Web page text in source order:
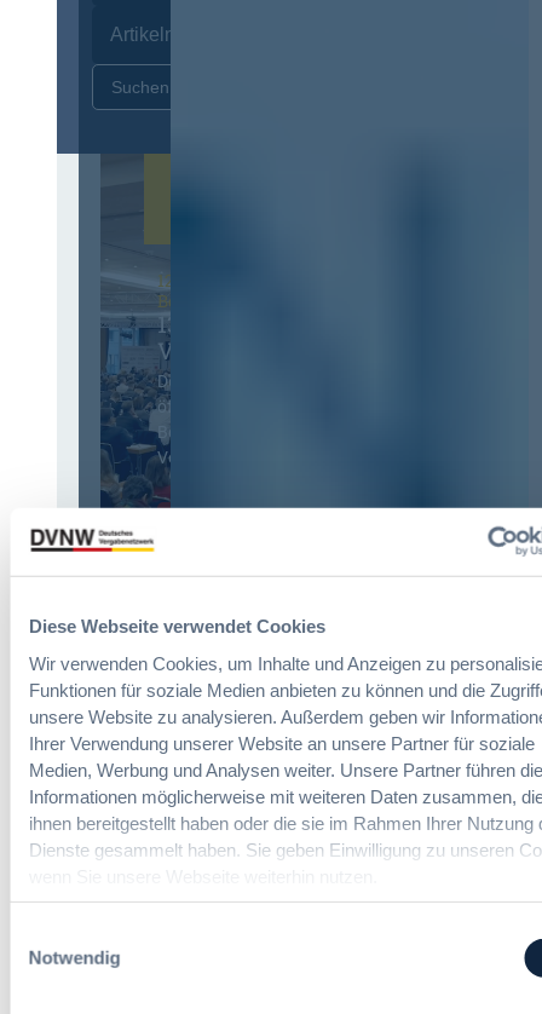
Diese Webseite verwendet Cookies
Wir verwenden Cookies, um Inhalte und Anzeigen zu
Funktionen für soziale Medien anbieten zu können und die
unsere Website zu analysieren. Außerdem geben wir
Ihrer Verwendung unserer Website an unsere Partner für soziale
Medien, Werbung und Analysen weiter. Unsere Partner führen
Informationen möglicherweise mit weiteren Daten zusammen,
ihnen bereitgestellt haben oder die sie im Rahmen Ihrer Nutzung
Dienste gesammelt haben. Sie geben Einwilligung zu unseren
Notwendig
12. & 13. November 2026 in
Berlin
13. Deutscher
Vergabetag
Der Jahreskongress für
öffentliches
Beschaffungswesen und
Vergaberecht
Förderer